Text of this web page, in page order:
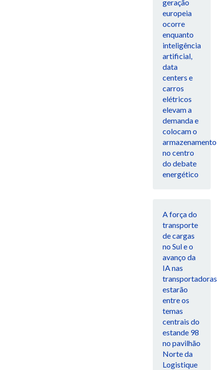
geração
europeia
ocorre
enquanto
inteligência
artificial,
data
centers e
carros
elétricos
elevam a
demanda e
colocam o
armazenamento
no centro
do debate
energético
A força do
transporte
de cargas
no Sul e o
avanço da
IA nas
transportadoras
estarão
entre os
temas
centrais do
estande 98
no pavilhão
Norte da
Logistique